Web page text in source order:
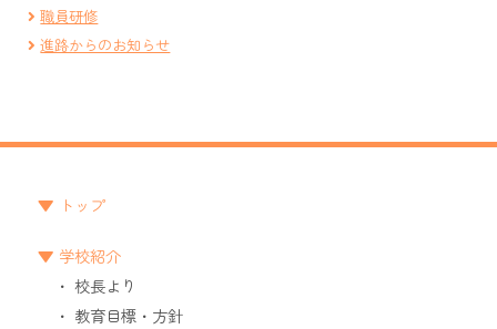
職員研修
進路からのお知らせ
トップ
学校紹介
校長より
教育目標・方針